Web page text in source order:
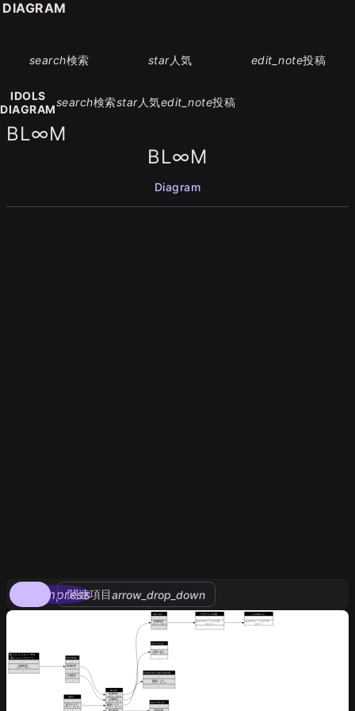
search検索 star人気 edit_note投稿
IDOLS
DIAGRAM
search検索star人気edit_note投稿
BL∞M
BL∞M
Diagram
compress
関連項目arrow_drop_down